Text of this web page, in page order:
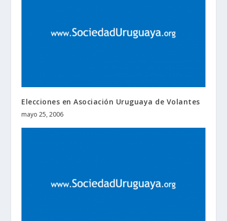
Elecciones en Asociación Uruguaya de Volantes
mayo 25, 2006